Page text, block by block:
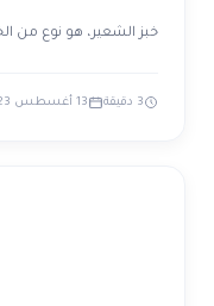
خبز الشعير، هو نوع من
3 دقيقة 13 أغسطس 2023